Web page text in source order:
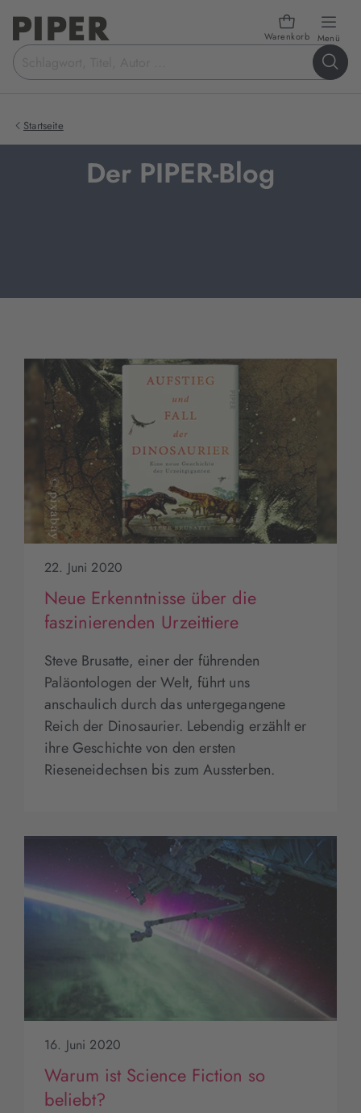
Warenkorb Menü
Suchbegriff
eingeben
Startseite
Der PIPER-Blog
22. Juni 2020
Neue Erkenntnisse über die
faszinierenden Urzeittiere
Steve Brusatte, einer der führenden
Paläontologen der Welt, führt uns
anschaulich durch das untergegangene
Reich der Dinosaurier. Lebendig erzählt er
ihre Geschichte von den ersten
Rieseneidechsen bis zum Aussterben.
16. Juni 2020
Warum ist Science Fiction so
beliebt?